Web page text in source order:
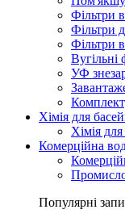
Фільтри
Фільтри
Фільтри
Вугільні
УФ
Хімія для
Хімія
Комерційна
Популярні